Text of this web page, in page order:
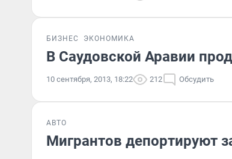
БИЗНЕС ЭКОНОМИКА
В Саудовской Аравии
10 сентября, 2013, 18:22 212 Обсудить
АВТО
Мигрантов депортируют